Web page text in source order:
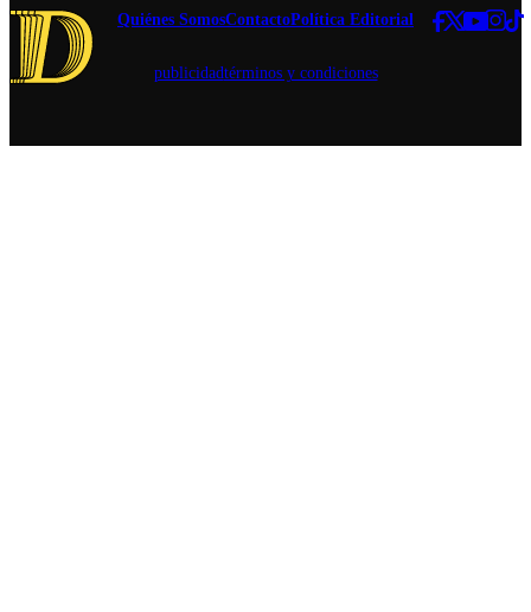
experiencias
para conocer
nuevos estilos
de cerveza.
Quiénes SomosContactoPolítica Editorial
publicidadtérminos y condiciones